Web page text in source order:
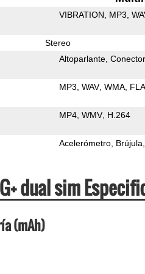
VIBRATION MP3
Stereo
Altoparlante
MP3 WAV WMA
MP4 WMV H.264
Acelerómetro Brújula
dual sim
(mAh)